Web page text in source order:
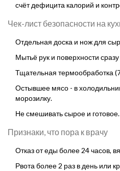
счёт дефицита калорий и
Чек-лист безопасности на
Отдельная доска и нож для
Мытьё рук и поверхности
Тщательная термообработка
Остывшее мясо - в
морозилку.
Не смешивать сырое и готовое.
Признаки, что пора к врачу
Отказ от еды более 24 часов,
Рвота более 2 раз в день или